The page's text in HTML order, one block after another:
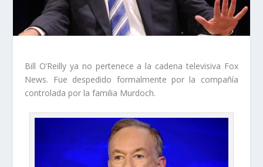
Bill O’Reilly ya no pertenece a la cadena televisiva Fox
News. Fue despedido formalmente por la compañía
controlada por la familia Murdoch.